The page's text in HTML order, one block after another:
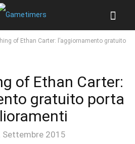
of Ethan Carter: l’aggiornamento gratuito
of Ethan Carter:
gratuito porta
Settembre 2015